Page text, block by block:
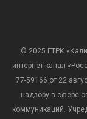
© 2025 ГТРК
интернет-канал
77-59166 от 22
надзору в сфере
коммуникаций.